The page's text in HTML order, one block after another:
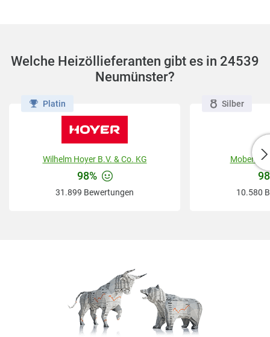
Welche Heizöllieferanten gibt es in 24539
Neumünster?
Platin
Wilhelm Hoyer B.V. & Co. KG
98%
31.899 Bewertungen
Silber
Mobene
10.580